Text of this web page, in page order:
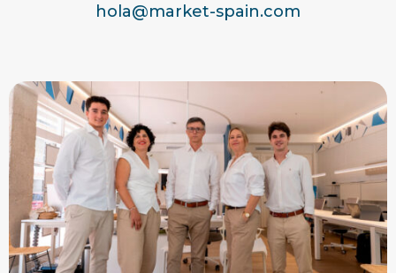
hola@market-spain.com